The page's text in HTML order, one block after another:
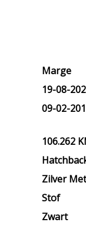
Marge
19-08-
09-02-
106.262
Zilver
Stof
Zwart